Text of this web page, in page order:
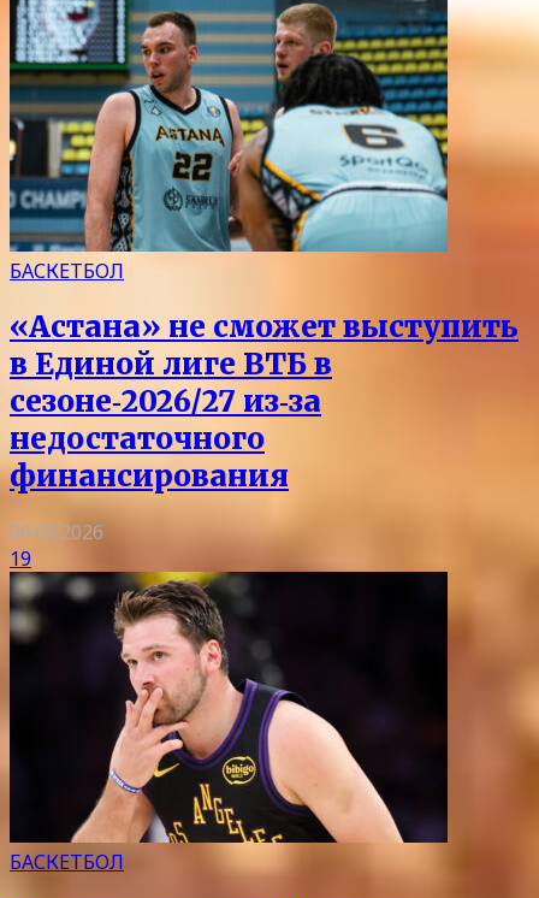
БАСКЕТБОЛ
«Астана» не сможет выступить
в Единой лиге ВТБ в
сезоне‑2026/27 из‑за
недостаточного
финансирования
06.08.2026
19
БАСКЕТБОЛ